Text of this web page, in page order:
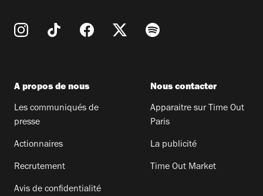
A propos de nous
Les communiqués de
presse
Actionnaires
Recrutement
Avis de confidentialité
Nous contacter
Apparaitre sur Time Out
Paris
La publicité
Time Out Market